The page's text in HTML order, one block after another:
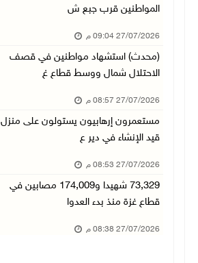
المواطنين قرب جبع ش
27/07/2026 09:04 م
(محدث) استشهاد مواطنين في قصف
الاحتلال شمال ووسط قطاع غ
27/07/2026 08:57 م
مستعمرون إرهابيون يستولون على منزل
قيد الإنشاء في دير ع
27/07/2026 08:53 م
73,329 شهيدا و174,009 مصابين في
قطاع غزة منذ بدء العدوا
27/07/2026 08:38 م